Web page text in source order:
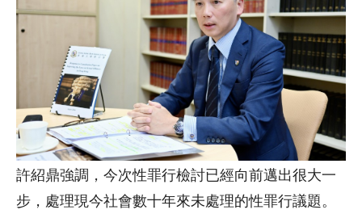
許紹鼎強調，今次性罪行檢討已經向前邁出很大一
步，處理現今社會數十年來未處理的性罪行議題。